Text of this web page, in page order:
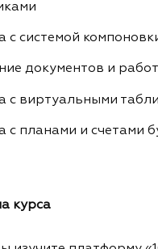
с системой
документов и
с виртуальными
с планами и счетами
курса